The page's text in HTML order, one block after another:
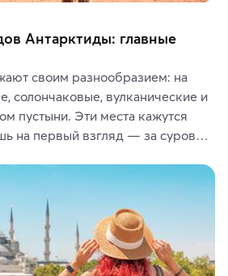
Антарктиды: главные
своим разнообразием: на
солончаковые, вулканические и
пустыни. Эти места кажутся
на первый взгляд — за суровой
которые дарят одни из самых
путешествий.